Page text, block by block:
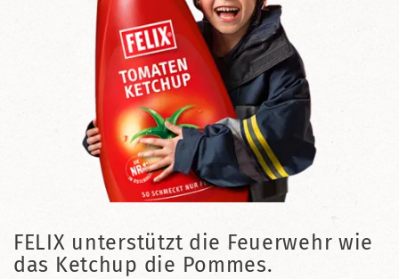
FELIX unterstützt die Feuerwehr wie
das Ketchup die Pommes.